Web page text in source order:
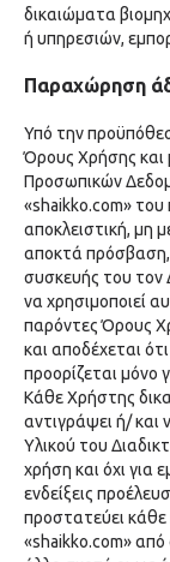
δικαιώματα
ή υπηρεσιών,
Παραχώρηση
Υπό την
Όρους Χρήσης και
Προσωπικών
«shaikko.com» του
αποκλειστική, μη
αποκτά πρόσβαση,
συσκευής του τον
να χρησιμοποιεί
παρόντες Όρους
και αποδέχεται
προορίζεται μόνο
Κάθε Χρήστης
αντιγράψει ή/
Υλικού του
χρήση και όχι για
ενδείξεις
προστατεύει κάθε
«shaikko.com» από